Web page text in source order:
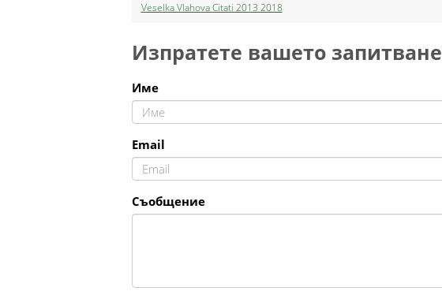
Veselka Vlahova Citati 2013 2018
Изпратете вашето запитване
Име
Email
Съобщение